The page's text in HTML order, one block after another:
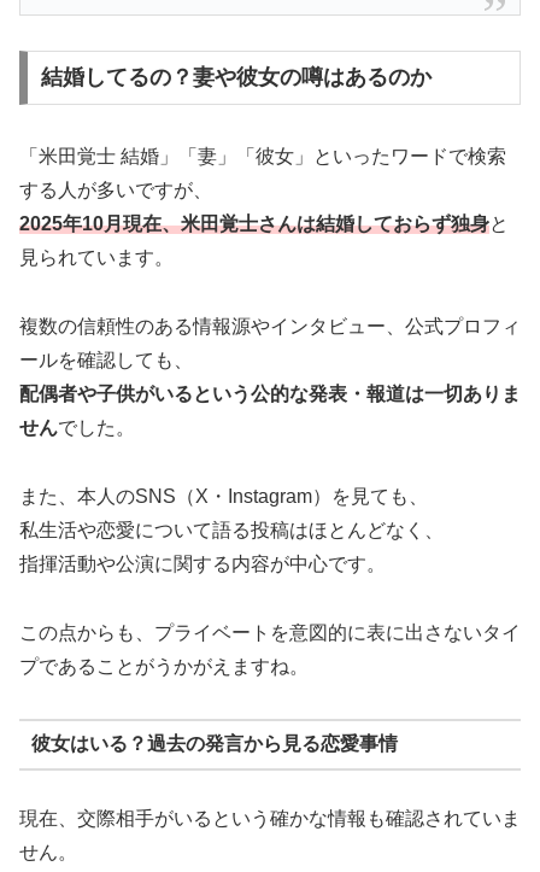
結婚してるの？妻や彼女の噂はあるのか
「米田覚士 結婚」「妻」「彼女」といったワードで検索
する人が多いですが、
2025年10月現在、米田覚士さんは結婚しておらず独身と
見られています。
複数の信頼性のある情報源やインタビュー、公式プロフィ
ールを確認しても、
配偶者や子供がいるという公的な発表・報道は一切ありま
せんでした。
また、本人のSNS（X・Instagram）を見ても、
私生活や恋愛について語る投稿はほとんどなく、
指揮活動や公演に関する内容が中心です。
この点からも、プライベートを意図的に表に出さないタイ
プであることがうかがえますね。
彼女はいる？過去の発言から見る恋愛事情
現在、交際相手がいるという確かな情報も確認されていま
せん。